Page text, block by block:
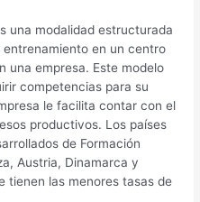
una modalidad estructurada
en un centro
una empresa. Este modelo
competencias para su
le facilita contar con el
productivos. Los países
de Formación
Austria, Dinamarca y
tienen las menores tasas de